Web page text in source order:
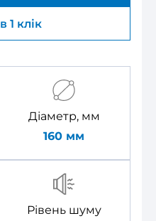
1 клік
Діаметр, мм
160 мм
Рівень шуму